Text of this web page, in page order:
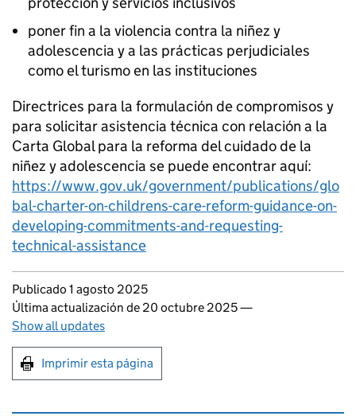
poner fin a la violencia contra la niñez y
adolescencia y a las prácticas perjudiciales
como el turismo en las instituciones
Directrices para la formulación de compromisos y
para solicitar asistencia técnica con relación a la
Carta Global para la reforma del cuidado de la
niñez y adolescencia se puede encontrar aquí:
https://www.gov.uk/government/publications/glo
bal-charter-on-childrens-care-reform-guidance-on-
developing-commitments-and-requesting-
technical-assistance
Updates to this page
Publicado 1 agosto 2025
Última actualización de 20 octubre 2025—
Show all updates
Print this page
Imprimir esta página